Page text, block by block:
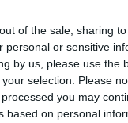
of the sale, sharing
personal or sensitive
by us, please use the
selection. Please
you may
based on personal